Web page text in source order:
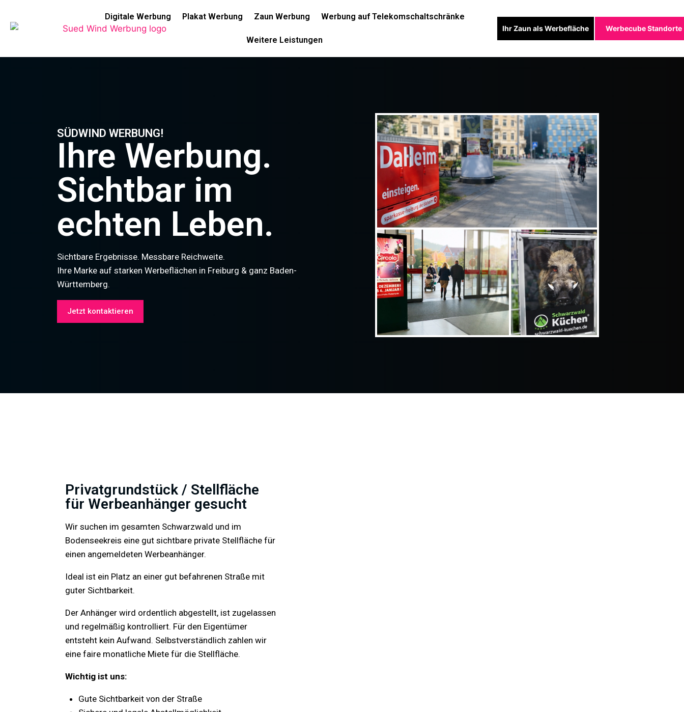
Digitale Werbung Plakat Werbung Zaun Werbung Werbung auf Telekomschaltschränke
Weitere Leistungen
Ihr Zaun als Werbefläche Werbecube Standorte
SÜDWIND WERBUNG!
Ihre Werbung.
Sichtbar im
echten Leben.
Sichtbare Ergebnisse. Messbare Reichweite.
Ihre Marke auf starken Werbeflächen in Freiburg & ganz Baden-
Württemberg.
Jetzt kontaktieren
Privatgrundstück / Stellfläche
für Werbeanhänger gesucht
Wir suchen im gesamten Schwarzwald und im
Bodenseekreis eine gut sichtbare private Stellfläche für
einen angemeldeten Werbeanhänger.
Ideal ist ein Platz an einer gut befahrenen Straße mit
guter Sichtbarkeit.
Der Anhänger wird ordentlich abgestellt, ist zugelassen
und regelmäßig kontrolliert. Für den Eigentümer
entsteht kein Aufwand. Selbstverständlich zahlen wir
eine faire monatliche Miete für die Stellfläche.
Wichtig ist uns:
Gute Sichtbarkeit von der Straße